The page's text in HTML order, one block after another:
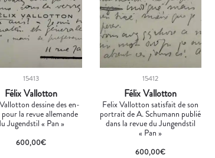
15413
Félix Vallotton
dessine des en-
la revue allemande
Jugendstil « Pan »
600,00€
15412
Félix Vallotton
Felix Vallotton satisfait de son
portrait de A. Schumann publié
dans la revue du Jungendstil
« Pan »
600,00€